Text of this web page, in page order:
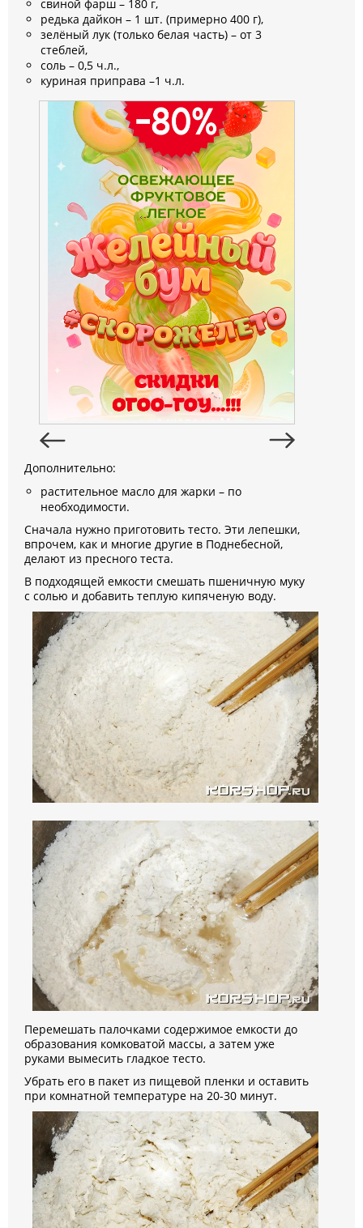
свиной фарш – 180 г,
редька дайкон – 1 шт. (примерно 400 г),
зелёный лук (только белая часть) – от 3
стеблей,
соль – 0,5 ч.л.,
куриная приправа –1 ч.л.
Дополнительно:
растительное масло для жарки – по
необходимости.
Сначала нужно приготовить тесто. Эти лепешки,
впрочем, как и многие другие в Поднебесной,
делают из пресного теста.
В подходящей емкости смешать пшеничную муку
с солью и добавить теплую кипяченую воду.
Перемешать палочками содержимое емкости до
образования комковатой массы, а затем уже
руками вымесить гладкое тесто.
Убрать его в пакет из пищевой пленки и оставить
при комнатной температуре на 20-30 минут.